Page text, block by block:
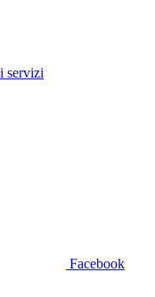
servizi
Facebook